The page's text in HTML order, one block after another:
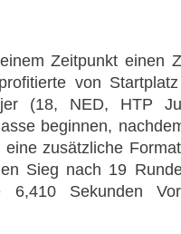
Zeitpunkt einen
von
(18, NED, HTP
beginnen,
zusätzliche
Sieg nach 19
6,410 Sekunden